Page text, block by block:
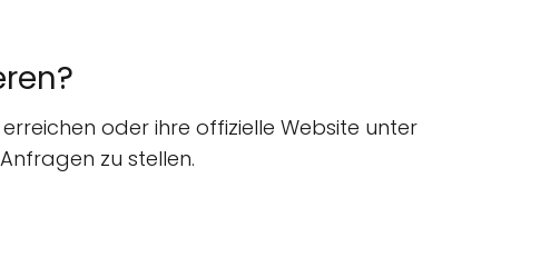
erreichen oder ihre offizielle Website unter
zu stellen.